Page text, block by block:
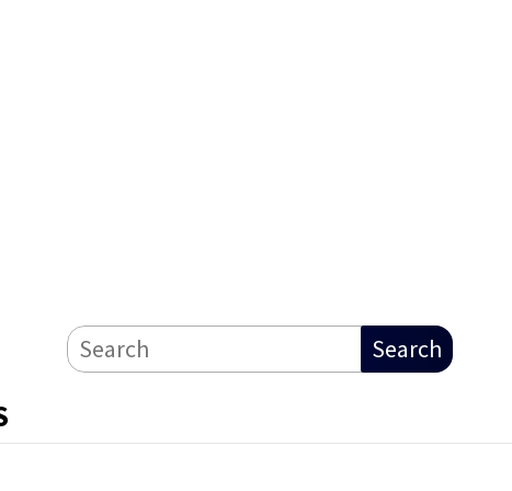
Search